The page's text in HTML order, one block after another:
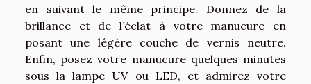
en suivant le même principe. Donnez de la
brillance et de l’éclat à votre manucure en
posant une légère couche de vernis neutre.
Enfin, posez votre manucure quelques minutes
sous la lampe UV ou LED, et admirez votre